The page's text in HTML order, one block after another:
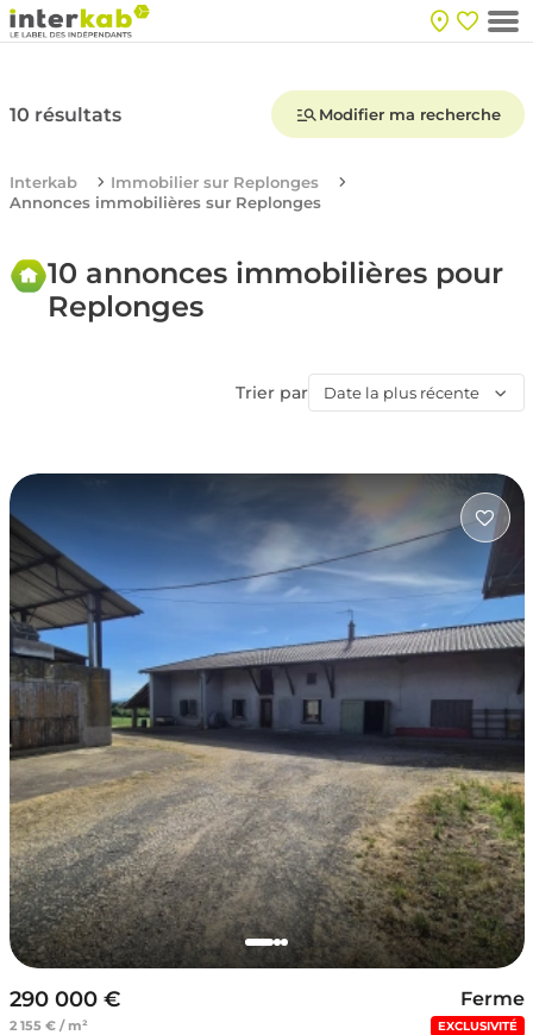
10 résultats Modifier ma recherche
Interkab
Immobilier sur Replonges
Annonces immobilières sur Replonges
10 annonces immobilières pour
Replonges
Trier par Date la plus récente
290 000 €
2 155 € / m²
Ferme
EXCLUSIVITÉ